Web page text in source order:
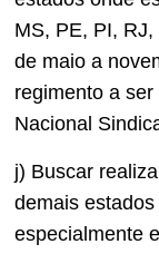
MS, PE, PI,
de maio a
regimento a
Nacional
j) Buscar
demais
especialmente